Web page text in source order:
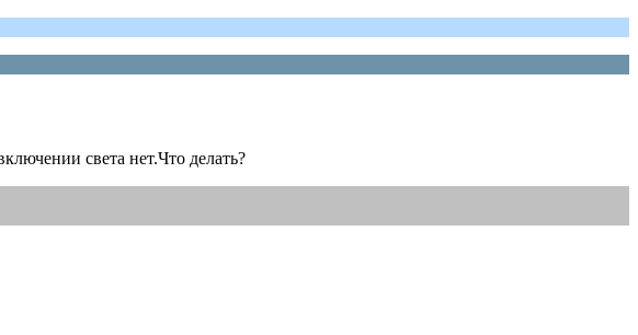
света нет.Что делать?